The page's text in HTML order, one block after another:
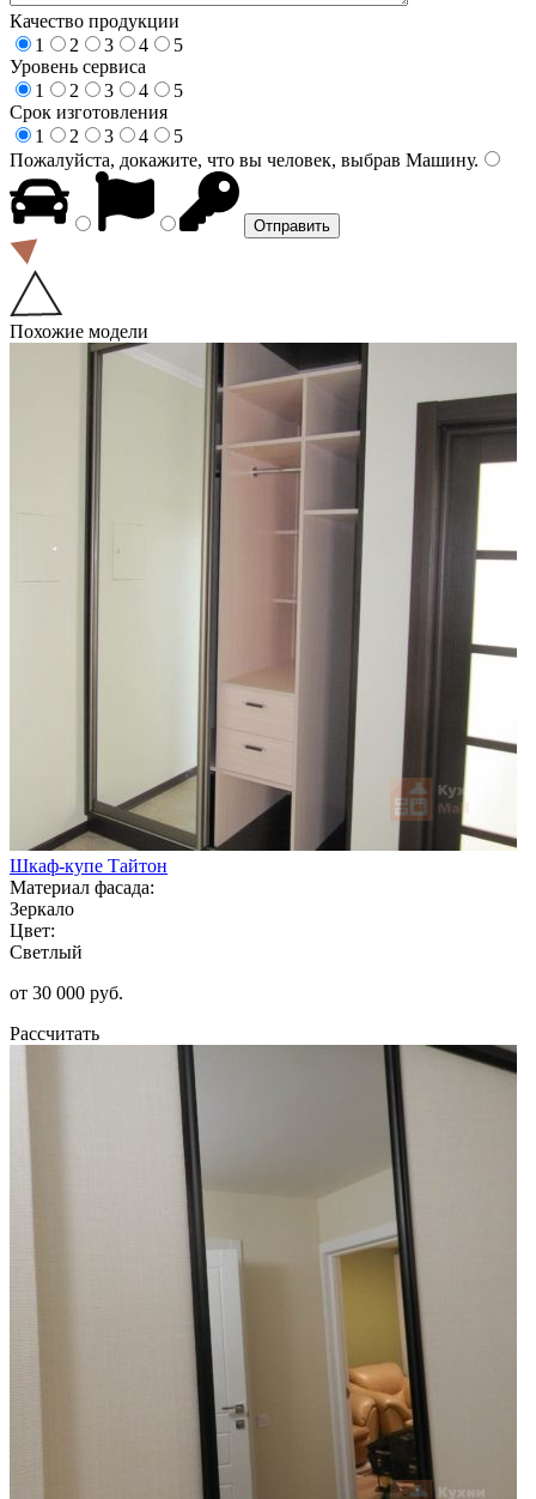
Качество продукции
1
2 3 4
5
Уровень сервиса
1
2 3 4
5
Срок изготовления
1
2 3 4
5
Пожалуйста, докажите, что вы человек, выбрав Машину.
Похожие модели
Шкаф-купе Тайтон
Материал фасада:
Зеркало
Цвет:
Светлый
от 30 000 руб.
Рассчитать